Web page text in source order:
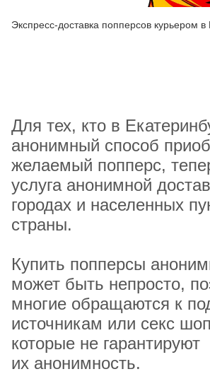
Экспресс-доставка попперсов курьером в
Для тех, кто в
анонимный способ
желаемый попперс,
услуга анонимной
городах и населенных
страны.
Купить попперсы
может быть непросто,
многие обращаются к
источникам или секс
которые не гарантируют
их анонимность.